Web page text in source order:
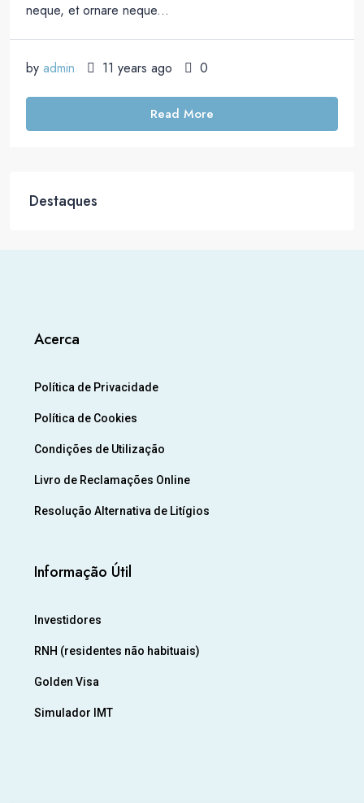
neque, et ornare neque...
by admin 11 years ago 0
Read More
Destaques
Acerca
Política de Privacidade
Política de Cookies
Condições de Utilização
Livro de Reclamações Online
Resolução Alternativa de Litígios
Informação Útil
Investidores
RNH (residentes não habituais)
Golden Visa
Simulador IMT